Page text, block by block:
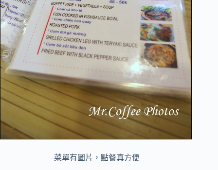
菜單有圖片，點餐真方便